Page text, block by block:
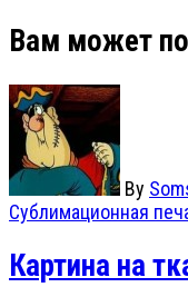
Вам может
By
Сублимационная
Картина на